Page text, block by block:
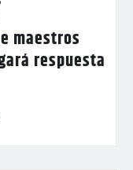
maestros
respuesta